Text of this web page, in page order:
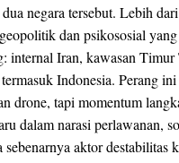
negara tersebut. Lebih
dan psikososial
internal Iran, kawasan Timur
Indonesia. Perang
drone, tapi momentum
dalam narasi perlawanan,
aktor destabilitas